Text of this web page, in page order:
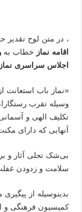
، در متن لوح
اقامه نماز خطاب به
اجلاس سراسری نماز
«نماز باب استعانت
وسیله تقرب
تکلیف الهی و
آنهایی که دارای
بی‌شک تجلی آثار و
سلامت و زدودن
بدینوسیله از
کمیسیون فرهنگی و